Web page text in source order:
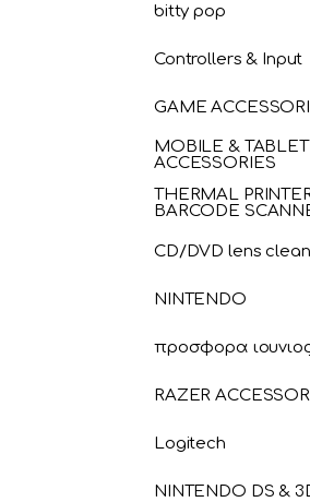
bitty pop
Controllers & Input
GAME
MOBILE & TABLET
ACCESSORIES
THERMAL
BARCODE
CD/DVD lens
NINTENDO
προσφορα
RAZER
Logitech
NINTENDO DS &